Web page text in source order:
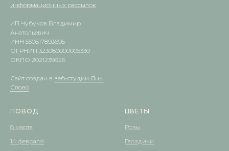
информационных рассылок
ИП Чубуков Владимир
Анатольевич
ИНН 550617893695
ОГРНИП 323080000005330
ОКПО 2021239926
Сайт создан в веб-студии Яны
Слово
ПОВОД
8 марта
14 февраля
ЦВЕТЫ
Розы
Гвоздики